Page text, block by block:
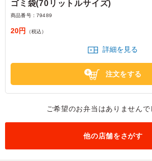
ゴミ袋(70リットルサイズ)
商品番号： 79489
20円 （税込）
詳細を見る
注文をする
ご希望のお弁当はありませんで
他の店舗をさがす